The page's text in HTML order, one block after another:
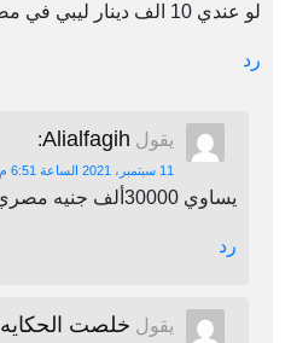
لو عندي 10 الف دينار ليبي في مصر يعملو كام مصري
رد
يقول Alialfagih
:
11 سبتمبر، 2021 الساعة 6:51 م
يساوي 30000ألف جنيه مصري
رد
يقول خلصت الحكايه